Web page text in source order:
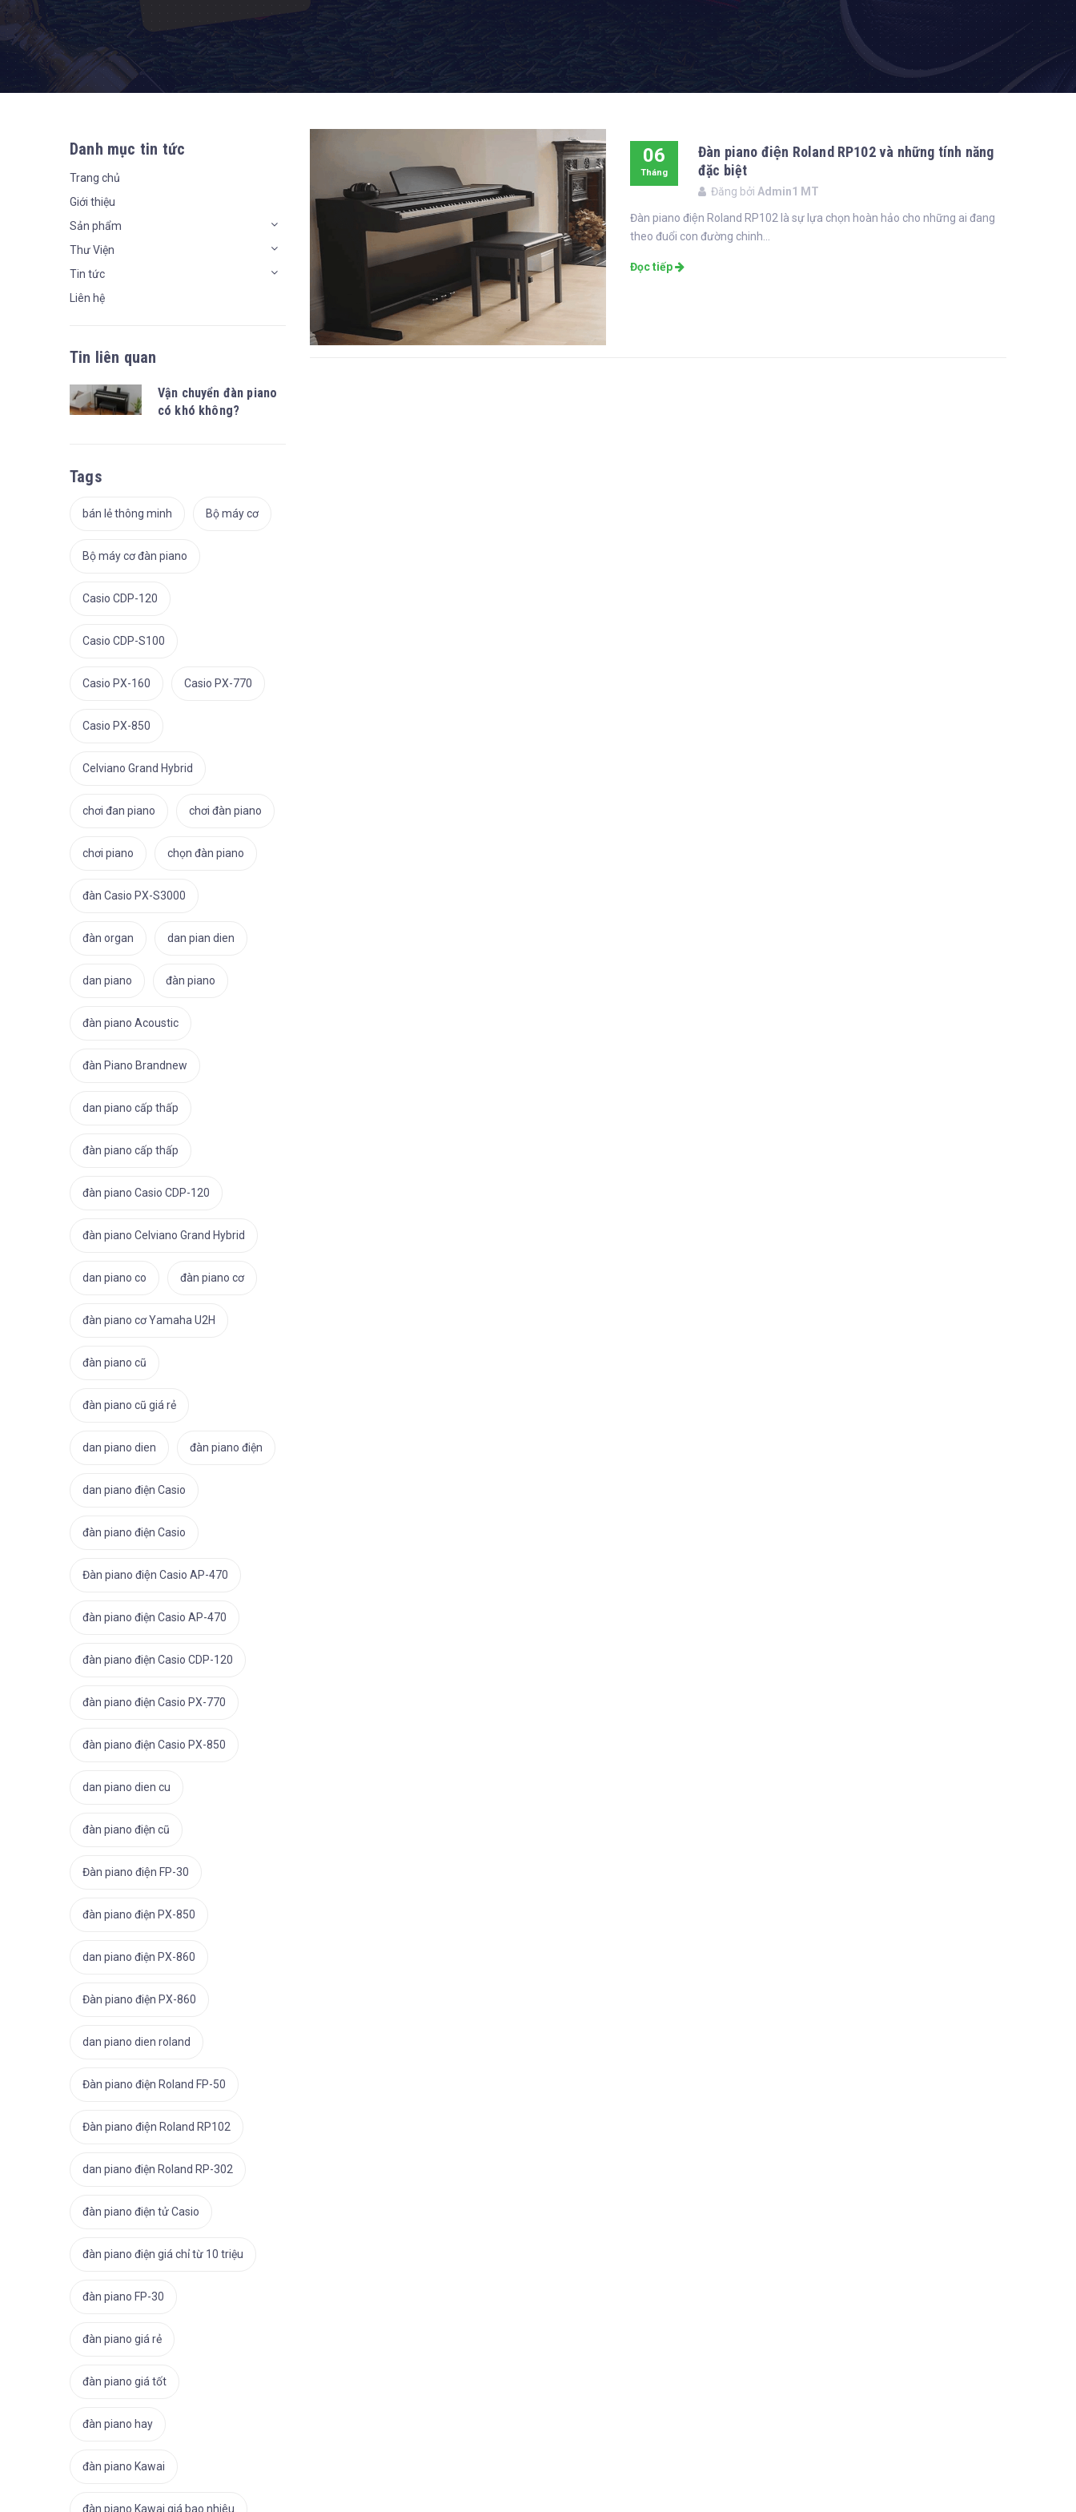
06
Tháng
Đàn piano điện Roland RP102 và những tính năng
đặc biệt
Đăng bởi Admin1 MT
Đàn piano điện Roland RP102 là sự lựa chọn hoàn hảo cho những ai đang
theo đuổi con đường chinh...
Đọc tiếp
Danh mục tin tức
Trang chủ
Giới thiệu
Sản phẩm
Thư Viện
Tin tức
Liên hệ
Tin liên quan
Vận chuyển đàn piano
có khó không?
Tags
bán lẻ thông minh Bộ máy cơ
Bộ máy cơ đàn piano
Casio CDP-120
Casio CDP-S100
Casio PX-160 Casio PX-770
Casio PX-850
Celviano Grand Hybrid
chơi đan piano chơi đàn piano
chơi piano chọn đàn piano
đàn Casio PX-S3000
đàn organ dan pian dien
dan piano đàn piano
đàn piano Acoustic
đàn Piano Brandnew
dan piano cấp thấp
đàn piano cấp thấp
đàn piano Casio CDP-120
đàn piano Celviano Grand Hybrid
dan piano co đàn piano cơ
đàn piano cơ Yamaha U2H
đàn piano cũ
đàn piano cũ giá rẻ
dan piano dien đàn piano điện
dan piano điện Casio
đàn piano điện Casio
Đàn piano điện Casio AP-470
đàn piano điện Casio AP-470
đàn piano điện Casio CDP-120
đàn piano điện Casio PX-770
đàn piano điện Casio PX-850
dan piano dien cu
đàn piano điện cũ
Đàn piano điện FP-30
đàn piano điện PX-850
dan piano điện PX-860
Đàn piano điện PX-860
dan piano dien roland
Đàn piano điện Roland FP-50
Đàn piano điện Roland RP102
dan piano điện Roland RP-302
đàn piano điện tử Casio
đàn piano điện giá chỉ từ 10 triệu
đàn piano FP-30
đàn piano giá rẻ
đàn piano giá tốt
đàn piano hay
đàn piano Kawai
đàn piano Kawai giá bao nhiêu